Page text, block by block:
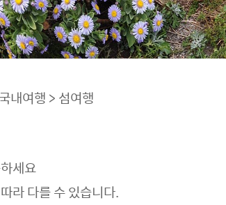
내여행 > 섬여행
하세요
라 다를 수 있습니다.